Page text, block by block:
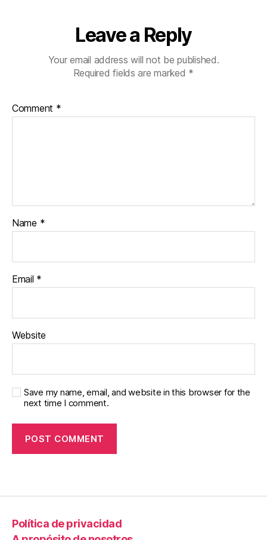
Leave a Reply
Your email address will not be published.
Required fields are marked *
Comment *
Name *
Email *
Website
Save my name, email, and website in this browser for the
next time I comment.
Política de privacidad